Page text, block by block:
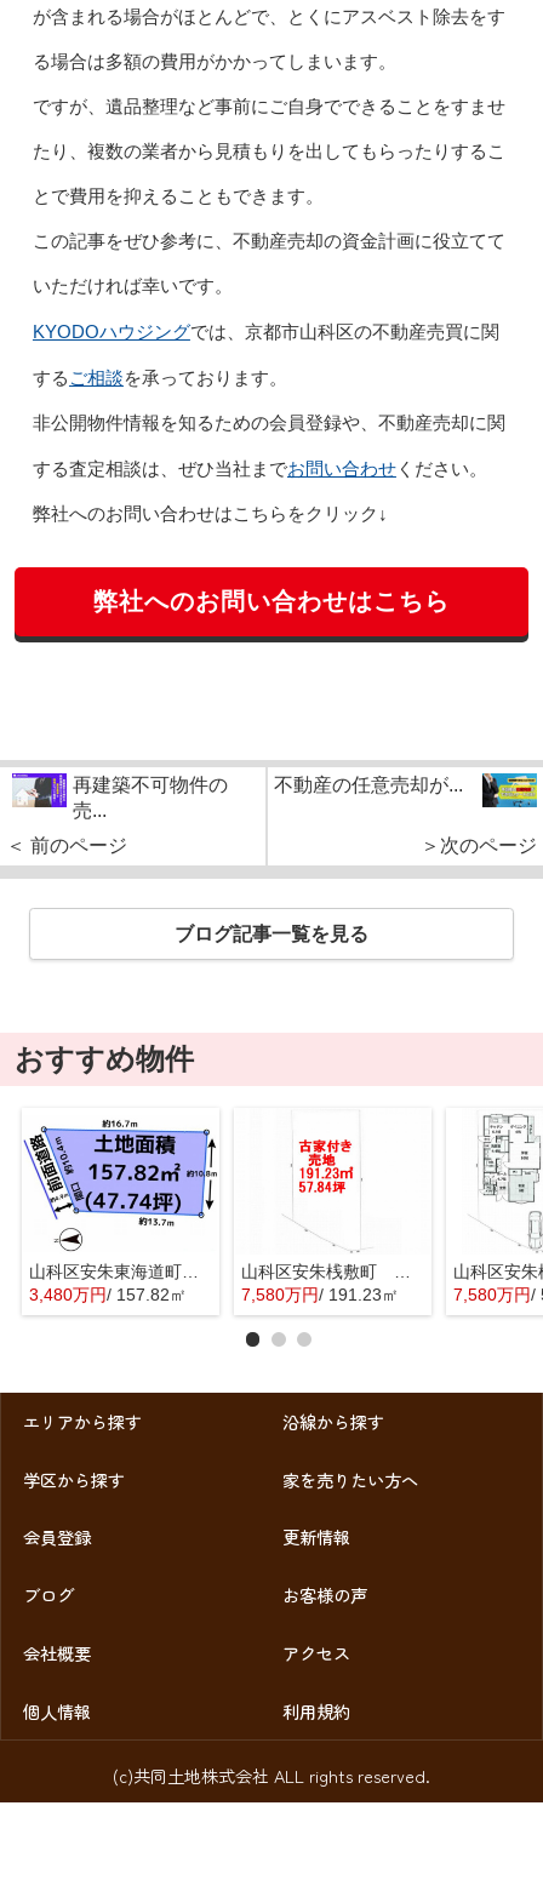
が含まれる場合がほとんどで、とくにアスベスト除去をす
る場合は多額の費用がかかってしまいます。
ですが、遺品整理など事前にご自身でできることをすませ
たり、複数の業者から見積もりを出してもらったりするこ
とで費用を抑えることもできます。
この記事をぜひ参考に、不動産売却の資金計画に役立てて
いただければ幸いです。
KYODOハウジングでは、京都市山科区の不動産売買に関
する ご相談を承っております。
非公開物件情報を知るための会員登録や、不動産売却に関
する査定相談は、ぜひ当社までお問い合わせください。
弊社へのお問い合わせはこちらをクリック↓
弊社へのお問い合わせはこちら
再建築不可物件の
売...
＜ 前のページ
不動産の任意売却が...
＞次のページ
ブログ記事一覧を見る
おすすめ物件
山科区安朱東海道町 売地
3,480万円/ 157.82㎡
山科区安朱桟敷町 売地
7,580万円/ 191.23㎡ 7,580万円/
エリアから探す 沿線から探す
学区から探す 家を売りたい方へ
会員登録 更新情報
ブログ お客様の声
会社概要 アクセス
個人情報 利用規約
(c)共同土地株式会社 ALL rights reserved.